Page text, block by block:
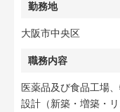
勤務地
大阪市中央区
職務内容
医薬品及び食品工場
設計（新築・増築・